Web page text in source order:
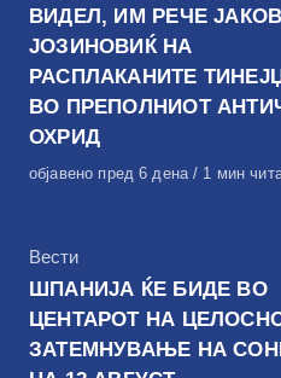
ВИДЕЛ, ИМ РЕЧЕ ЈАКОВ
ЈОЗИНОВИЌ НА
РАСПЛАКАНИТЕ
ВО ПРЕПОЛНИОТ
ОХРИД
Објавено
објавено пред 6 дена 1 мин
КАтегорија
Вести
ШПАНИЈА ЌЕ БИДЕ ВО
ЦЕНТАРОТ НА
ЗАТЕМНУВАЊЕ НА